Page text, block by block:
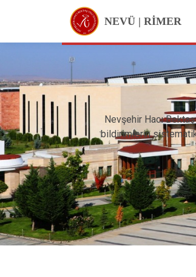
NEVÜ | RİMER
Nevşehir Hacı
bildirimlerin